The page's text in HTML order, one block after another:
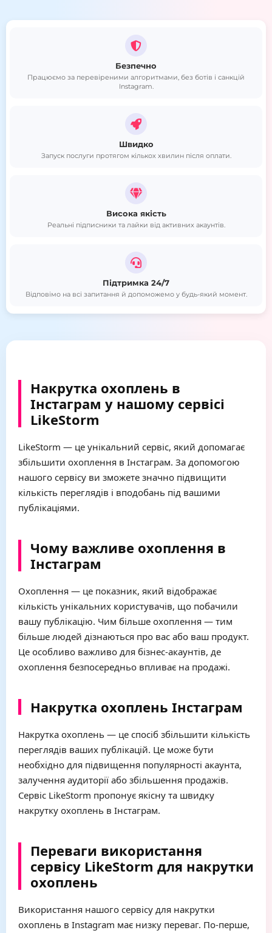
Безпечно
Працюємо за перевіреними алгоритмами, без ботів і санкцій
Instagram.
Швидко
Запуск послуги протягом кількох хвилин після оплати.
Висока якість
Реальні підписники та лайки від активних акаунтів.
Підтримка 24/7
Відповімо на всі запитання й допоможемо у будь-який момент.
Накрутка охоплень в
Інстаграм у нашому сервісі
LikeStorm
LikeStorm — це унікальний сервіс, який допомагає
збільшити охоплення в Інстаграм. За допомогою
нашого сервісу ви зможете значно підвищити
кількість переглядів і вподобань під вашими
публікаціями.
Чому важливе охоплення в
Інстаграм
Охоплення — це показник, який відображає
кількість унікальних користувачів, що побачили
вашу публікацію. Чим більше охоплення — тим
більше людей дізнаються про вас або ваш продукт.
Це особливо важливо для бізнес-акаунтів, де
охоплення безпосередньо впливає на продажі.
Накрутка охоплень Інстаграм
Накрутка охоплень — це спосіб збільшити кількість
переглядів ваших публікацій. Це може бути
необхідно для підвищення популярності акаунта,
залучення аудиторії або збільшення продажів.
Сервіс LikeStorm пропонує якісну та швидку
накрутку охоплень в Інстаграм.
Переваги використання
сервісу LikeStorm для накрутки
охоплень
Використання нашого сервісу для накрутки
охоплень в Instagram має низку переваг. По-перше,